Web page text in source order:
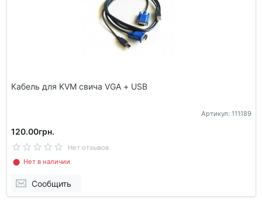
Кабель для KVM свича VGA + USB
Артикул: 111189
120.00грн.
Нет отзывов
⬤ Нет в наличии
Сообщить